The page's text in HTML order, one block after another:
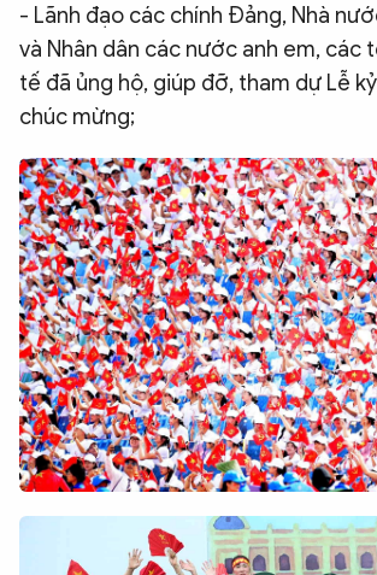
- Lãnh đạo các chính Đảng, Nhà
và Nhân dân các nước anh em, các
tế đã ủng hộ, giúp đỡ, tham dự Lễ
chúc mừng;